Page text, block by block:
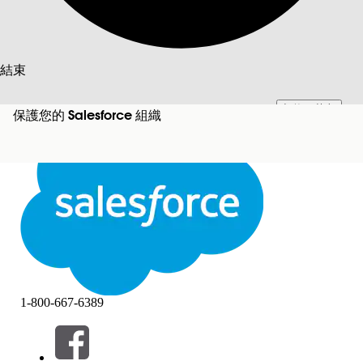
結束
此文已使用 Salesforce 機器翻譯系統翻譯。更多詳細資料請參見
結束
保護您的 Salesforce 組織
篩選器 (0)
1-800-667-6389